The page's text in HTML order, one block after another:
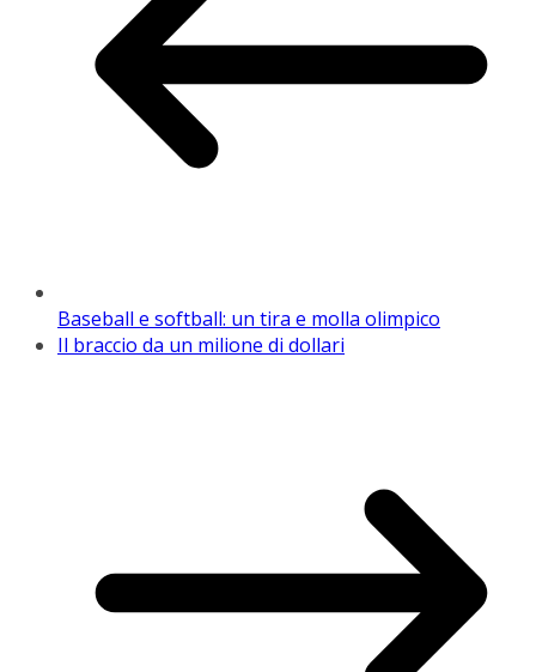
Baseball e softball: un tira e molla olimpico
Il braccio da un milione di dollari